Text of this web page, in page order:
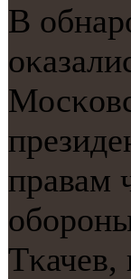
В
правам
Тκачев,